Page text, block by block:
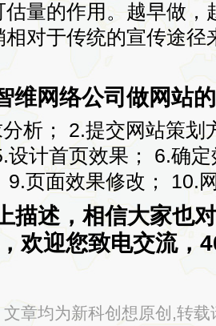
估量的作用。越早做
对于传统的宣传途径
网络公司做网站
析； 2.提交网站策划
设计首页效果； 6.确
9.页面效果修改； 10.
描述，相信大家也
欢迎您致电交流，
章均为新科创想原创,转载